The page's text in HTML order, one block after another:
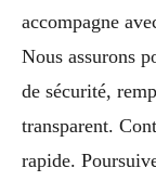
accompagne
Nous assurons
de sécurité,
transparent.
rapide.